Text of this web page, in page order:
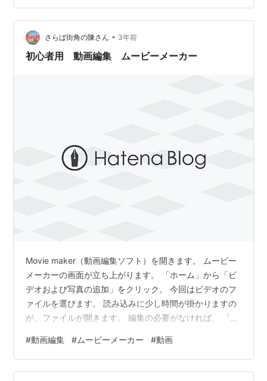
ので、 あらかじめ用意した画面真っ暗のファイルを追加
します。 デフォルトで7秒となっていますが、「編集」
から表示時間の長さを調整できます。 操作バーからアニ
メーションをクリック。…
さらば街角の陳さん • 3年前
初心者用 動画編集 ムービーメーカー
Movie maker（動画編集ソフト）を開きます。 ムービー
メーカーの画面が立ち上がります。 「ホーム」から「ビ
デオおよび写真の追加」をクリック。 今回はビデオのフ
ァイルを選びます。 読み込みに少し時間が掛かりますの
が、ファイルが開きます。 編集の必要がなければ、 「フ
YOUTUBEやFACEBOOKを選んでアップロード。 その下
の「ムービーの保存」では形式を選んで 一旦コンピュー
ター上に保存することができます。 次回は編集です。 ラ
#動画編集 #ムービーメーカー #動画